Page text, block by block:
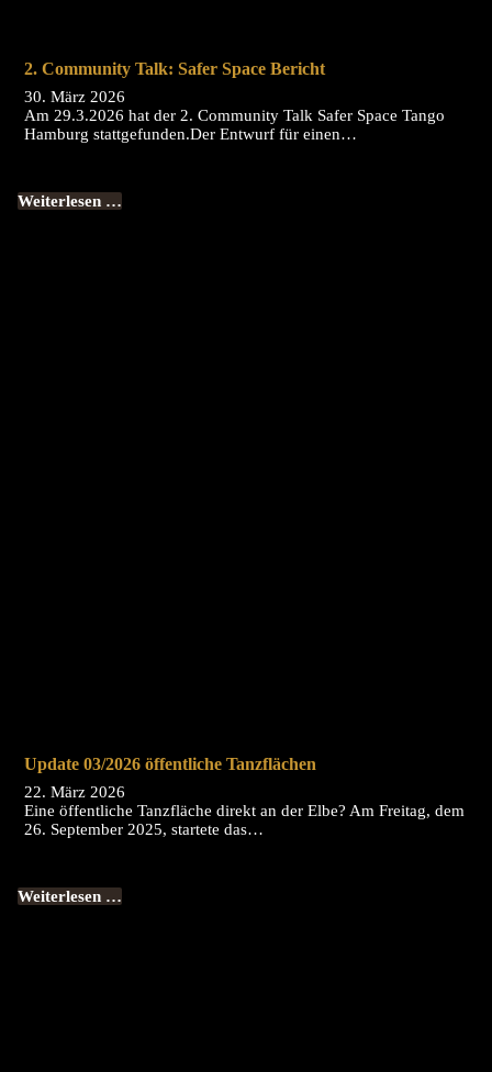
2. Community Talk: Safer Space Bericht
30. März 2026
Am 29.3.2026 hat der 2. Community Talk Safer Space Tango
Hamburg stattgefunden.Der Entwurf für einen…
Weiterlesen …
Update 03/2026 öffentliche Tanzflächen
22. März 2026
Eine öffentliche Tanzfläche direkt an der Elbe? Am Freitag, dem
26. September 2025, startete das…
Weiterlesen …